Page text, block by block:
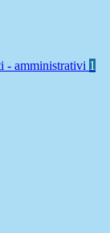
- amministrativi 1